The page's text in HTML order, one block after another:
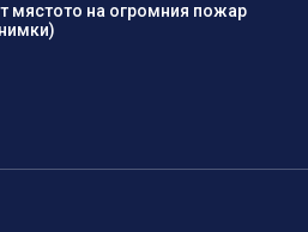
мястото на огромния пожар